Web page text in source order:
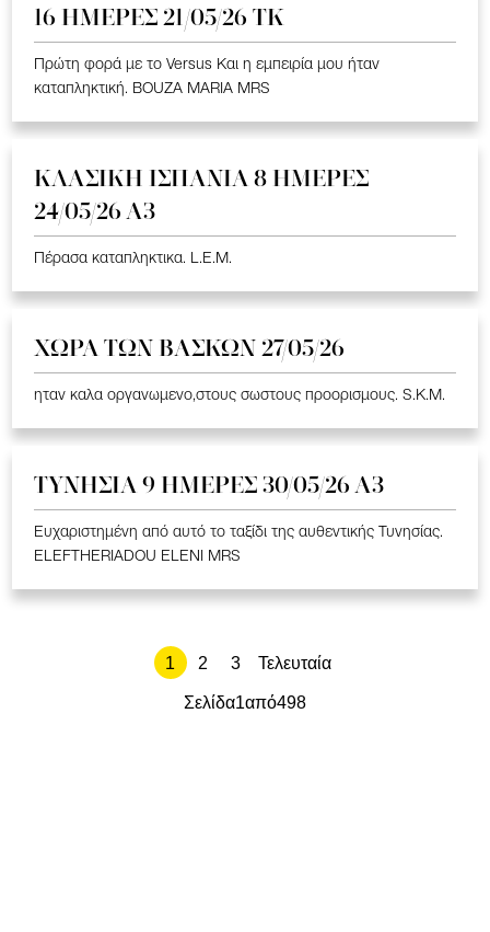
16 ΗΜΕΡΕΣ 21/05/26 TK
Πρώτη φορά με το Versus Και η εμπειρία μου ήταν
καταπληκτική. BOUZA MARIA MRS
ΚΛΑΣΙΚΗ ΙΣΠΑΝΙΑ 8 ΗΜΕΡΕΣ
24/05/26 Α3
Πέρασα καταπληκτικα. L.E.M.
ΧΩΡΑ ΤΩΝ ΒΑΣΚΩΝ 27/05/26
ηταν καλα οργανωμενο,στους σωστους προορισμους. S.K.M.
ΤΥΝΗΣΙΑ 9 ΗΜΕΡΕΣ 30/05/26 Α3
Ευχαριστημένη από αυτό το ταξίδι της αυθεντικής Τυνησίας.
ELEFTHERIADOU ELENI MRS
1 2 3 Τελευταία
Σελίδα1από498